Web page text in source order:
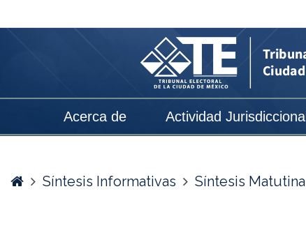
Electoral
Acerca de Actividad Jurisdiccional
HomeSíntesis Informativas Síntesis Matutina